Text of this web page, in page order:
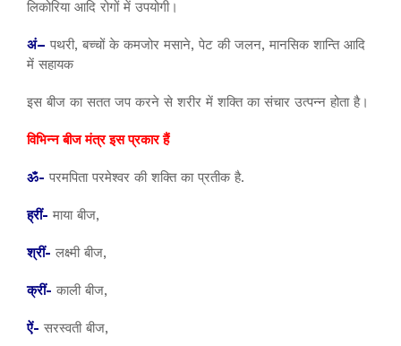
लिकोरिया आदि रोगों में उपयोगी।
अं– पथरी, बच्चों के कमजोर मसाने, पेट की जलन, मानसिक शान्ति आदि
में सहायक
इस बीज का सतत जप करने से शरीर में शक्ति का संचार उत्पन्न होता है।
विभिन्न बीज मंत्र इस प्रकार हैं
ॐ- परमपिता परमेश्वर की शक्ति का प्रतीक है.
ह्रीं- माया बीज,
श्रीं- लक्ष्मी बीज,
क्रीं- काली बीज,
ऐं- सरस्वती बीज,